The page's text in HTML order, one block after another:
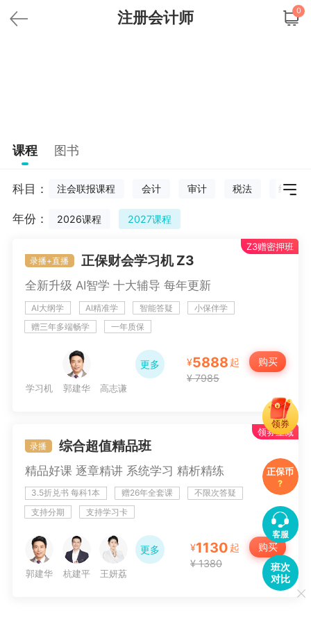
注册会计师 0
课程 图书
科目： 注会联报课程 会计 审计 税法 经济法
科目
年份： 2026课程 2027课程
录播+直播 正保财会学习机 Z3
全新升级 AI智学 十大辅导 每年更新
AI大纲学 AI精准学 智能答疑
小保伴学
赠三年多端畅学
一年质保
学习机 郭建华 高志谦
侯永斌 达江 征鸿
周靖 杨军
更多 ¥5888 起
购买
¥ 7985
Z3赠密押班
录播 综合超值精品班
精品好课 逐章精讲 系统学习 精析精练
3.5折兑书 每科1本 赠26年全套课
不限次答疑
支持分期
支持学习卡
郭建华 杭建平 王妍荔
更多 ¥1130 起
购买
¥ 1380
领券立减
正保币
?
客服
班次
对比
领券